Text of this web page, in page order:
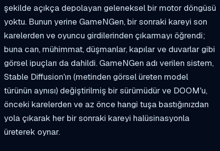
şekilde açıkça depolayan geleneksel bir motor döngüsü
yoktu. Bunun yerine GameNGen, bir sonraki kareyi son
karelerden ve oyuncu girdilerinden çıkarmayı öğrendi;
buna can, mühimmat, düşmanlar, kapılar ve duvarlar gibi
görsel ipuçları da dahildi. GameNGen adı verilen sistem,
Stable Diffusion'ın (metinden görsel üreten model
türünün aynısı) değiştirilmiş bir sürümüdür ve DOOM'u,
önceki karelerden ve az önce hangi tuşa bastığınızdan
yola çıkarak her bir sonraki kareyi halüsinasyonla
üreterek oynar.